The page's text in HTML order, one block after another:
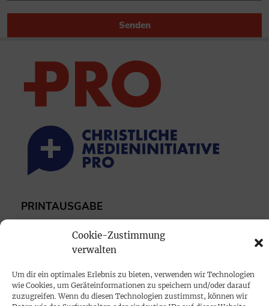
Cookie-Zustimmung
verwalten
Um dir ein optimales Erlebnis zu bieten, verwenden wir Technologien
wie Cookies, um Geräteinformationen zu speichern und/oder darauf
zuzugreifen. Wenn du diesen Technologien zustimmst, können wir
Senden
PRINTAUSGABE
Impressum